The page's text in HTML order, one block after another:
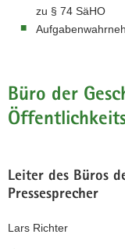
zu § 74 SäHO
Büro der
Leiter des Büros
Pressesprecher
Lars Richter